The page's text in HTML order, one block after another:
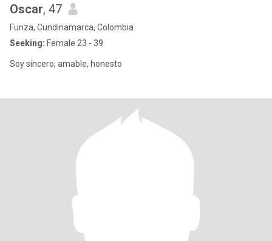
Oscar, 47
Funza, Cundinamarca, Colombia
Seeking: Female 23 - 39
Soy sincero, amable, honesto